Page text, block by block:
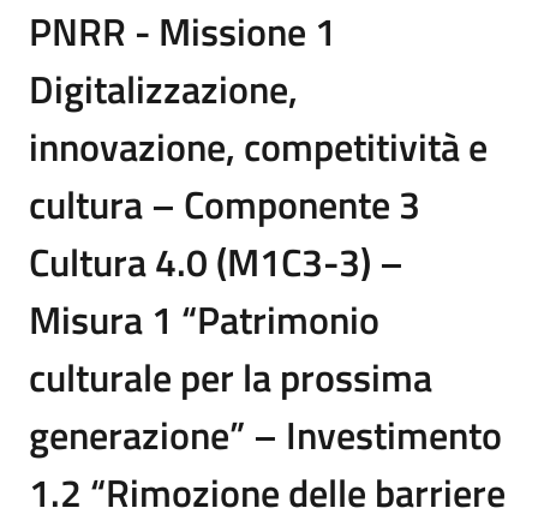
PNRR - Missione 1
Digitalizzazione,
innovazione, competitività e
cultura – Componente 3
Cultura 4.0 (M1C3-3) –
Misura 1 “Patrimonio
culturale per la prossima
generazione” – Investimento
1.2 “Rimozione delle barriere